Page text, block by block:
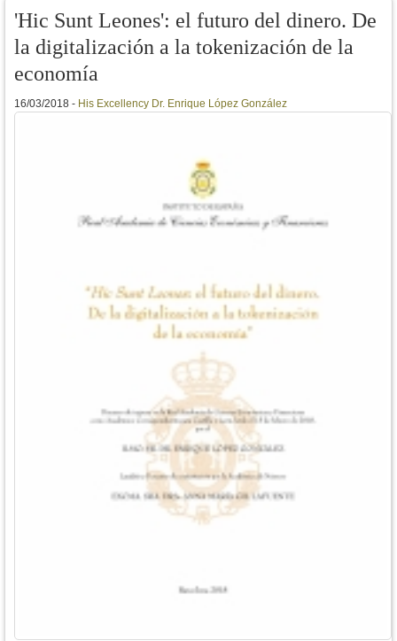
'Hic Sunt Leones': el futuro del dinero. De
la digitalización a la tokenización de la
economía
16/03/2018 - His Excellency Dr. Enrique López González